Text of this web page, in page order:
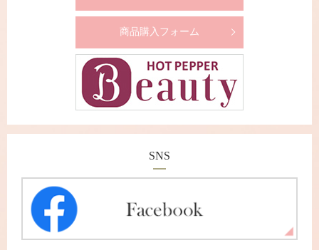
商品購入フォーム
SNS